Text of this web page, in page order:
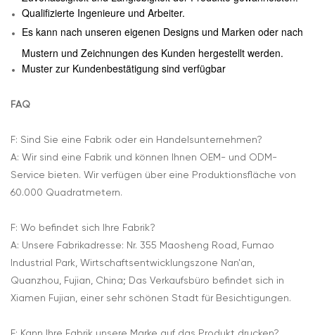
Qualifizierte Ingenieure und Arbeiter.
Es kann nach unseren eigenen Designs und Marken oder nach
Mustern und Zeichnungen des Kunden hergestellt werden.
Muster zur Kundenbestätigung sind verfügbar
FAQ
F: Sind Sie eine Fabrik oder ein Handelsunternehmen?
A: Wir sind eine Fabrik und können Ihnen OEM- und ODM-
Service bieten. Wir verfügen über eine Produktionsfläche von
60.000 Quadratmetern.
F: Wo befindet sich Ihre Fabrik?
A: Unsere Fabrikadresse: Nr. 355 Maosheng Road, Fumao
Industrial Park, Wirtschaftsentwicklungszone Nan'an,
Quanzhou, Fujian, China; Das Verkaufsbüro befindet sich in
Xiamen Fujian, einer sehr schönen Stadt für Besichtigungen.